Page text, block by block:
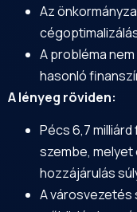
Az
A probléma
hasonló
A lényeg röviden:
Pécs 6,7
szembe, melyet
hozzájárulás
A városvezetés